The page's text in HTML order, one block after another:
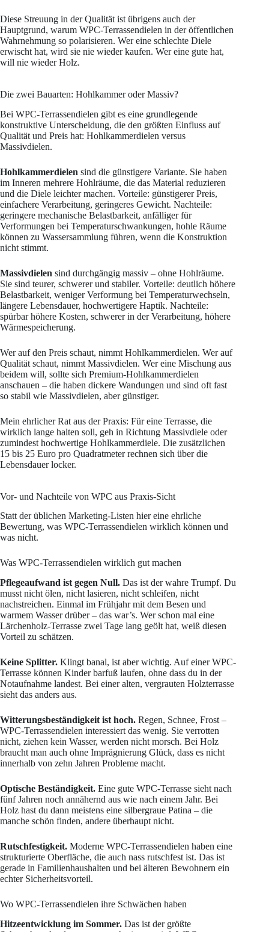
Diese Streuung in der Qualität ist übrigens auch der
Hauptgrund, warum WPC-Terrassendielen in der öffentlichen
Wahrnehmung so polarisieren. Wer eine schlechte Diele
erwischt hat, wird sie nie wieder kaufen. Wer eine gute hat,
will nie wieder Holz.
Die zwei Bauarten: Hohlkammer oder Massiv?
Bei WPC-Terrassendielen gibt es eine grundlegende
konstruktive Unterscheidung, die den größten Einfluss auf
Qualität und Preis hat: Hohlkammerdielen versus
Massivdielen.
Hohlkammerdielen sind die günstigere Variante. Sie haben
im Inneren mehrere Hohlräume, die das Material reduzieren
und die Diele leichter machen. Vorteile: günstigerer Preis,
einfachere Verarbeitung, geringeres Gewicht. Nachteile:
geringere mechanische Belastbarkeit, anfälliger für
Verformungen bei Temperaturschwankungen, hohle Räume
können zu Wassersammlung führen, wenn die Konstruktion
nicht stimmt.
Massivdielen sind durchgängig massiv – ohne Hohlräume.
Sie sind teurer, schwerer und stabiler. Vorteile: deutlich höhere
Belastbarkeit, weniger Verformung bei Temperaturwechseln,
längere Lebensdauer, hochwertigere Haptik. Nachteile:
spürbar höhere Kosten, schwerer in der Verarbeitung, höhere
Wärmespeicherung.
Wer auf den Preis schaut, nimmt Hohlkammerdielen. Wer auf
Qualität schaut, nimmt Massivdielen. Wer eine Mischung aus
beidem will, sollte sich Premium-Hohlkammerdielen
anschauen – die haben dickere Wandungen und sind oft fast
so stabil wie Massivdielen, aber günstiger.
Mein ehrlicher Rat aus der Praxis: Für eine Terrasse, die
wirklich lange halten soll, geh in Richtung Massivdiele oder
zumindest hochwertige Hohlkammerdiele. Die zusätzlichen
15 bis 25 Euro pro Quadratmeter rechnen sich über die
Lebensdauer locker.
Vor- und Nachteile von WPC aus Praxis-Sicht
Statt der üblichen Marketing-Listen hier eine ehrliche
Bewertung, was WPC-Terrassendielen wirklich können und
was nicht.
Was WPC-Terrassendielen wirklich gut machen
Pflegeaufwand ist gegen Null. Das ist der wahre Trumpf. Du
musst nicht ölen, nicht lasieren, nicht schleifen, nicht
nachstreichen. Einmal im Frühjahr mit dem Besen und
warmem Wasser drüber – das war’s. Wer schon mal eine
Lärchenholz-Terrasse zwei Tage lang geölt hat, weiß diesen
Vorteil zu schätzen.
Keine Splitter. Klingt banal, ist aber wichtig. Auf einer WPC-
Terrasse können Kinder barfuß laufen, ohne dass du in der
Notaufnahme landest. Bei einer alten, vergrauten Holzterrasse
sieht das anders aus.
Witterungsbeständigkeit ist hoch. Regen, Schnee, Frost –
WPC-Terrassendielen interessiert das wenig. Sie verrotten
nicht, ziehen kein Wasser, werden nicht morsch. Bei Holz
braucht man auch ohne Imprägnierung Glück, dass es nicht
innerhalb von zehn Jahren Probleme macht.
Optische Beständigkeit. Eine gute WPC-Terrasse sieht nach
fünf Jahren noch annähernd aus wie nach einem Jahr. Bei
Holz hast du dann meistens eine silbergraue Patina – die
manche schön finden, andere überhaupt nicht.
Rutschfestigkeit. Moderne WPC-Terrassendielen haben eine
strukturierte Oberfläche, die auch nass rutschfest ist. Das ist
gerade in Familienhaushalten und bei älteren Bewohnern ein
echter Sicherheitsvorteil.
Wo WPC-Terrassendielen ihre Schwächen haben
Hitzeentwicklung im Sommer. Das ist der größte